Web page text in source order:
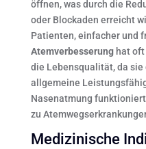
öffnen, was durch die
oder Blockaden erreicht
Patienten, einfacher und
Atemverbesserunghat oft
die Lebensqualität, da
allgemeine
Nasenatmung
zu
Medizinische